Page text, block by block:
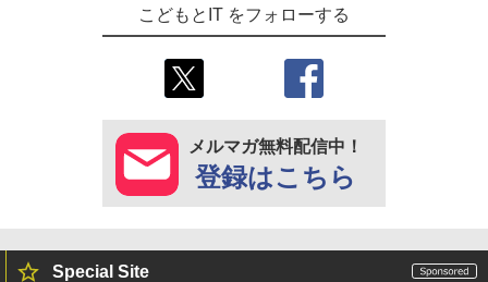
こどもとIT をフォローする
メルマガ無料配信中！
登録はこちら
Special Site